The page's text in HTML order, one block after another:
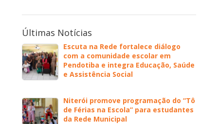
Últimas Notícias
Escuta na Rede fortalece diálogo
com a comunidade escolar em
Pendotiba e integra Educação, Saúde
e Assistência Social
Niterói promove programação do “Tô
de Férias na Escola” para estudantes
da Rede Municipal